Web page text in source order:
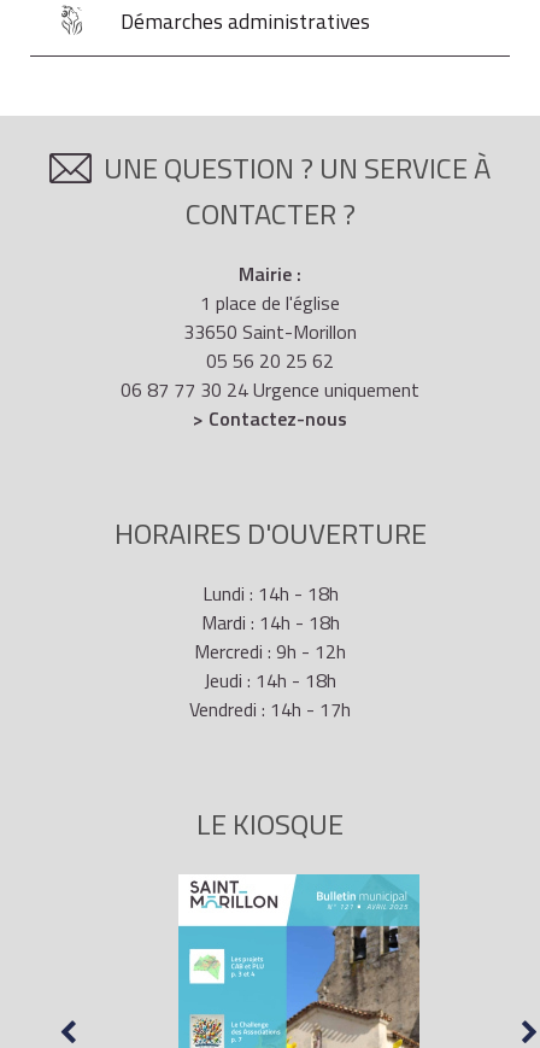
Démarches administratives
UNE QUESTION ? UN SERVICE À
CONTACTER ?
Mairie :
1 place de l'église
33650 Saint-Morillon
05 56 20 25 62
06 87 77 30 24 Urgence uniquement
> Contactez-nous
HORAIRES D'OUVERTURE
Lundi : 14h - 18h
Mardi : 14h - 18h
Mercredi : 9h - 12h
Jeudi : 14h - 18h
Vendredi : 14h - 17h
LE KIOSQUE